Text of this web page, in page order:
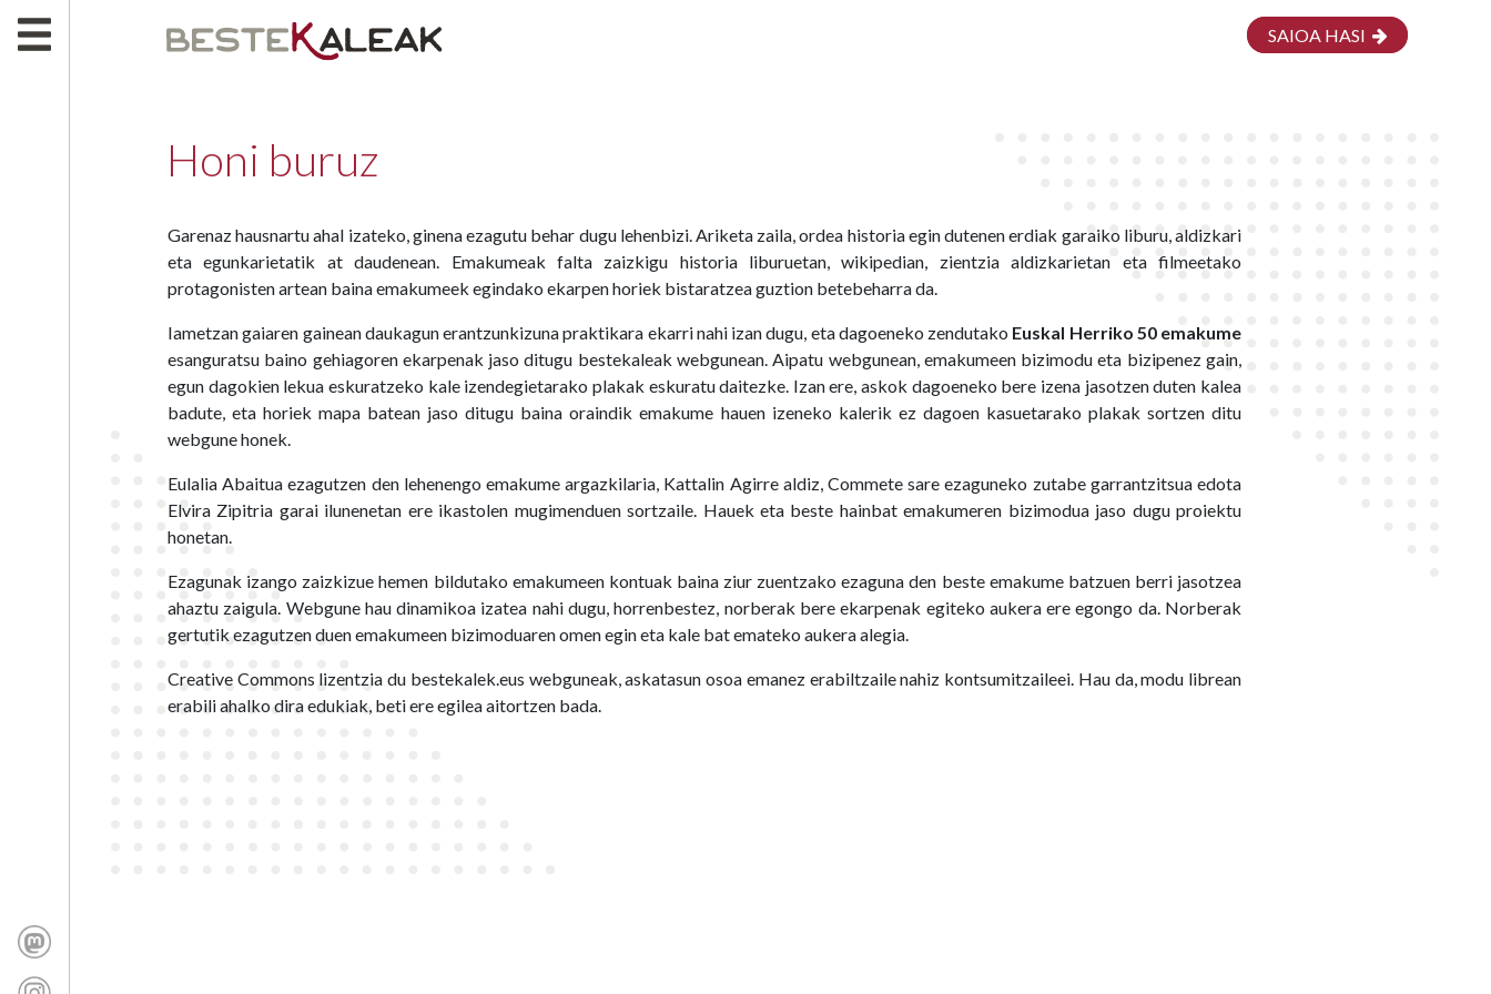
HONI BURUZ
EMAKUMEAK
EKARPENA EGIN
2026 IAMETZA
LEGE OHARRA
Cookien konfigurazioa aldatu
SAIOA HASI
Honi buruz
Garenaz hausnartu ahal izateko, ginena ezagutu behar dugu lehenbizi. Ariketa zaila, ordea historia egin dutenen erdiak garaiko liburu, aldizkari
eta egunkarietatik at daudenean. Emakumeak falta zaizkigu historia liburuetan, wikipedian, zientzia aldizkarietan eta filmeetako
protagonisten artean baina emakumeek egindako ekarpen horiek bistaratzea guztion betebeharra da.
Iametzan gaiaren gainean daukagun erantzunkizuna praktikara ekarri nahi izan dugu, eta dagoeneko zendutako Euskal Herriko 50 emakume
esanguratsu baino gehiagoren ekarpenak jaso ditugu bestekaleak webgunean. Aipatu webgunean, emakumeen bizimodu eta bizipenez gain,
egun dagokien lekua eskuratzeko kale izendegietarako plakak eskuratu daitezke. Izan ere, askok dagoeneko bere izena jasotzen duten kalea
badute, eta horiek mapa batean jaso ditugu baina oraindik emakume hauen izeneko kalerik ez dagoen kasuetarako plakak sortzen ditu
webgune honek.
Eulalia Abaitua ezagutzen den lehenengo emakume argazkilaria, Kattalin Agirre aldiz, Commete sare ezaguneko zutabe garrantzitsua edota
Elvira Zipitria garai ilunenetan ere ikastolen mugimenduen sortzaile. Hauek eta beste hainbat emakumeren bizimodua jaso dugu proiektu
honetan.
Ezagunak izango zaizkizue hemen bildutako emakumeen kontuak baina ziur zuentzako ezaguna den beste emakume batzuen berri jasotzea
ahaztu zaigula. Webgune hau dinamikoa izatea nahi dugu, horrenbestez, norberak bere ekarpenak egiteko aukera ere egongo da. Norberak
gertutik ezagutzen duen emakumeen bizimoduaren omen egin eta kale bat emateko aukera alegia.
Creative Commons lizentzia du bestekalek.eus webguneak, askatasun osoa emanez erabiltzaile nahiz kontsumitzaileei. Hau da, modu librean
erabili ahalko dira edukiak, beti ere egilea aitortzen bada.